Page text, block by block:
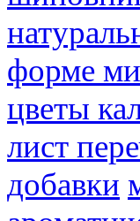
форме
цветы
лист
добавки